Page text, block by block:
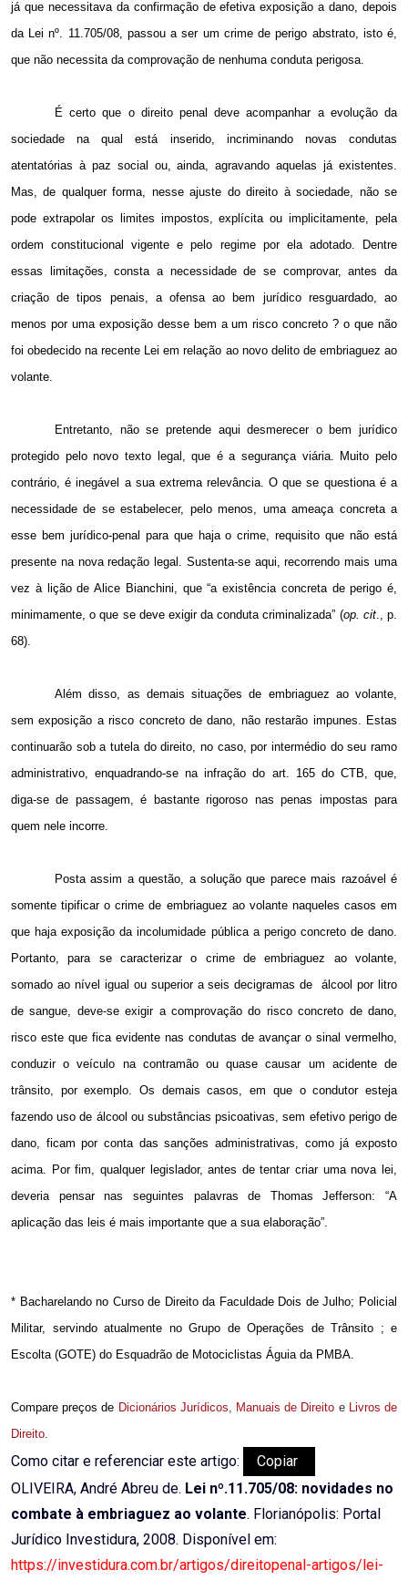
já que necessitava da confirmação de efetiva exposição a dano, depois
da Lei nº. 11.705/08, passou a ser um crime de perigo abstrato, isto é,
que não necessita da comprovação de nenhuma conduta perigosa.
É certo que o direito penal deve acompanhar a evolução da
sociedade na qual está inserido, incriminando novas condutas
atentatórias à paz social ou, ainda, agravando aquelas já existentes.
Mas, de qualquer forma, nesse ajuste do direito à sociedade, não se
pode extrapolar os limites impostos, explícita ou implicitamente, pela
ordem constitucional vigente e pelo regime por ela adotado. Dentre
essas limitações, consta a necessidade de se comprovar, antes da
criação de tipos penais, a ofensa ao bem jurídico resguardado, ao
menos por uma exposição desse bem a um risco concreto ? o que não
foi obedecido na recente Lei em relação ao novo delito de embriaguez ao
volante.
Entretanto, não se pretende aqui desmerecer o bem jurídico
protegido pelo novo texto legal, que é a segurança viária. Muito pelo
contrário, é inegável a sua extrema relevância. O que se questiona é a
necessidade de se estabelecer, pelo menos, uma ameaça concreta a
esse bem jurídico-penal para que haja o crime, requisito que não está
presente na nova redação legal. Sustenta-se aqui, recorrendo mais uma
vez à lição de Alice Bianchini, que “a existência concreta de perigo é,
minimamente, o que se deve exigir da conduta criminalizada” (op. cit., p.
68).
Além disso, as demais situações de embriaguez ao volante,
sem exposição a risco concreto de dano, não restarão impunes. Estas
continuarão sob a tutela do direito, no caso, por intermédio do seu ramo
administrativo, enquadrando-se na infração do art. 165 do CTB, que,
diga-se de passagem, é bastante rigoroso nas penas impostas para
quem nele incorre.
Posta assim a questão, a solução que parece mais razoável é
somente tipificar o crime de embriaguez ao volante naqueles casos em
que haja exposição da incolumidade pública a perigo concreto de dano.
Portanto, para se caracterizar o crime de embriaguez ao volante,
somado ao nível igual ou superior a seisdecigramas de álcool por litro
de sangue, deve-se exigir a comprovação do risco concreto de dano,
risco este que fica evidente nas condutas de avançar o sinal vermelho,
conduzir o veículo na contramão ou quase causar um acidente de
trânsito, por exemplo. Os demais casos, em que o condutor esteja
fazendo uso de álcool ou substâncias psicoativas, sem efetivo perigo de
dano, ficam por conta das sanções administrativas, como já exposto
acima. Por fim, qualquer legislador, antes de tentar criar uma nova lei,
deveria pensar nas seguintes palavras de Thomas Jefferson: “A
aplicação das leis é mais importante que a sua elaboração”.
* Bacharelando no Curso de Direito da Faculdade Dois de Julho; Policial
Militar, servindo atualmente no Grupo de Operações de Trânsito ; e
Escolta (GOTE) do Esquadrão de Motociclistas Águia da PMBA.
Compare preços de Dicionários Jurídicos, Manuais de Direito e Livros de
Direito.
Como citar e referenciar este artigo:
Copiar
OLIVEIRA, André Abreu de. Lei nº.11.705/08: novidades no
combate à embriaguez ao volante. Florianópolis: Portal
Jurídico Investidura, 2008. Disponível em:
https://investidura.com.br/artigos/direitopenal-artigos/lei-